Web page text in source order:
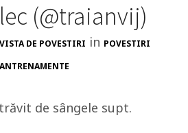
(@traianvij)
DE POVESTIRI in POVESTIRI
ANTRENAMENTE
de sângele supt.